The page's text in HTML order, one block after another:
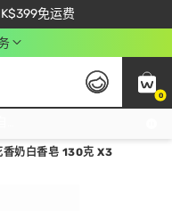
免运费
享独家优惠
NEWAPP 即减$50
0
香奶白香皂 130克 X3